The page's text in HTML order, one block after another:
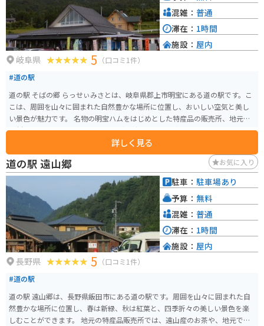
岐阜県 5 （口コミ1件）
#道の駅
道の駅 そばの郷 らっせぃみさとは、岐阜県郡上市明宝にある道の駅です。こ
こは、周囲を山々に囲まれた自然豊かな場所に位置し、おいしい空気と美し
い景色が魅力です。 名物の明宝ハムをはじめとした特産品の販売所、地元の
食材を使ったレストラン、そして日帰り温泉施設などがあり、ドライブの休
憩にも最適です。特に、レストランで提供される手打ち蕎麦は、地元で採れ
た蕎麦粉を使った絶品なので、ぜひ味わってみてください。 バイクで訪れる
場合、道の駅から郡上八幡方面へ抜ける国道256号線は「せせらぎ街道」と呼
ばれ、緑の中を走る爽快なワインディングロードが続きます。 周辺には、日
本の滝百選に選ばれた「根尾の滝」や、約3万株のシャクナゲが咲き誇る「郡
上市和良町のしゃくなげ渓谷」など、自然を満喫できる観光スポットも点在
しています。
詳しく見る
混雑： 普通
滞在： 1時間
施設： 屋内
道の駅 遠山郷 お気に入り
長野県 5 （口コミ1件）
#道の駅
道の駅 遠山郷は、長野県飯田市にある道の駅です。周囲を山々に囲まれた自
然豊かな場所に位置し、春は新緑、秋は紅葉と、四季折々の美しい景色を楽
しむことができます。 地元の特産品販売所では、遠山産のお茶や、地元で採
駐車： 駐車場あり
予算： 無料
混雑： 普通
滞在： 1時間
施設： 屋内